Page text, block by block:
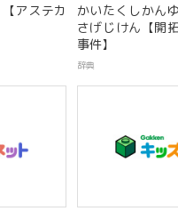
アステカ
かいたくしかん
さげじけん【開
事件】
辞典